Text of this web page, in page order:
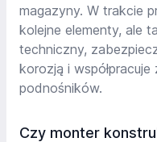
magazyny. W trakcie
kolejne elementy, ale
techniczny,
korozją i
podnośników.
Czy monter